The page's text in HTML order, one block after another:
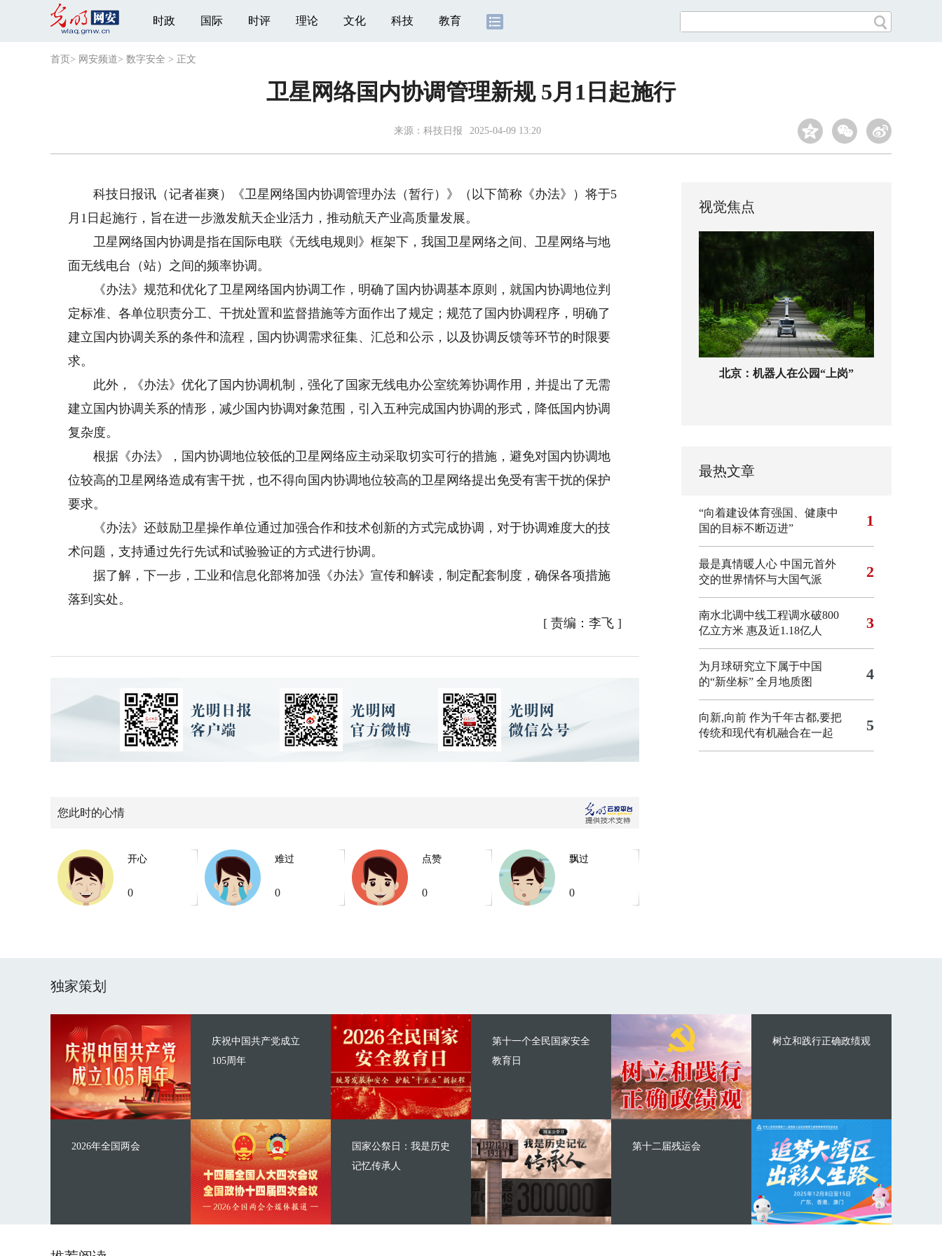
时政 国际 时评 理论 文化 科技 教育
首页 > 网安频道> 数字安全 > 正文
卫星网络国内协调管理新规 5月1日起施行
来源： 科技日报 2025-04-09 13:20
科技日报讯（记者崔爽）《卫星网络国内协调管理办法（暂行）》（以下简称《办法》）将于5
月1日起施行，旨在进一步激发航天企业活力，推动航天产业高质量发展。
卫星网络国内协调是指在国际电联《无线电规则》框架下，我国卫星网络之间、卫星网络与地
面无线电台（站）之间的频率协调。
《办法》规范和优化了卫星网络国内协调工作，明确了国内协调基本原则，就国内协调地位判
定标准、各单位职责分工、干扰处置和监督措施等方面作出了规定；规范了国内协调程序，明确了
建立国内协调关系的条件和流程，国内协调需求征集、汇总和公示，以及协调反馈等环节的时限要
求。
此外，《办法》优化了国内协调机制，强化了国家无线电办公室统筹协调作用，并提出了无需
建立国内协调关系的情形，减少国内协调对象范围，引入五种完成国内协调的形式，降低国内协调
复杂度。
根据《办法》，国内协调地位较低的卫星网络应主动采取切实可行的措施，避免对国内协调地
位较高的卫星网络造成有害干扰，也不得向国内协调地位较高的卫星网络提出免受有害干扰的保护
要求。
《办法》还鼓励卫星操作单位通过加强合作和技术创新的方式完成协调，对于协调难度大的技
术问题，支持通过先行先试和试验验证的方式进行协调。
据了解，下一步，工业和信息化部将加强《办法》宣传和解读，制定配套制度，确保各项措施
落到实处。
[ 责编：李飞]
您此时的心情
开心
0
难过
0
点赞
0
飘过
0
视觉焦点
北京：机器人在公园“上岗”
最热文章
“向着建设体育强国、健康中
国的目标不断迈进”
1
最是真情暖人心 中国元首外
交的世界情怀与大国气派
2
南水北调中线工程调水破800
亿立方米 惠及近1.18亿人
3
为月球研究立下属于中国
的“新坐标” 全月地质图 4
向新,向前 作为千年古都,要把
传统和现代有机融合在一起
5
独家策划
庆祝中国共产党成立
105周年
2026年全国两会
第十一个全民国家安全
教育日
国家公祭日：我是历史
记忆传承人
树立和践行正确政绩观
第十二届残运会